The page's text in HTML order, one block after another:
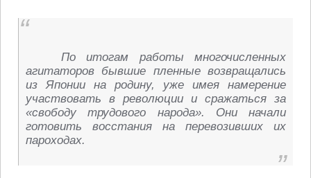
По итогам работы многочисленных
агитаторов бывшие пленные возвращались
из Японии на родину, уже имея намерение
участвовать в революции и сражаться за
«свободу трудового народа». Они начали
готовить восстания на перевозивших их
пароходах.